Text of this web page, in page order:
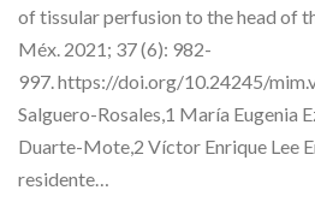
of tissular perfusion to the head of
Méx. 2021; 37 (6): 982-
997. https://doi.org/10.24245/
Salguero-Rosales,1 María Eugenia
Duarte-Mote,2 Víctor Enrique Lee
residente…